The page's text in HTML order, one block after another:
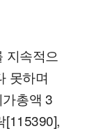
지속적으
못하며
총액 3
[115390],